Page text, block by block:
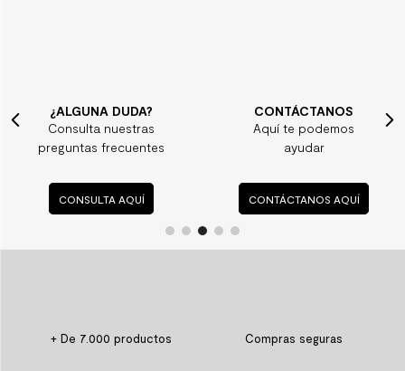
¿ALGUNA DUDA?
Consulta nuestras
preguntas frecuentes
CONSULTA AQUÍ
CONTÁCTANOS
Aquí te podemos
ayudar
CONTÁCTANOS AQUÍ
+ De 7.000 productos Compras seguras